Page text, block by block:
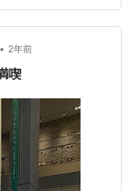
とリスト） そう
たのだった 公演
ンチ」で食事 カン
• 2年前
喫